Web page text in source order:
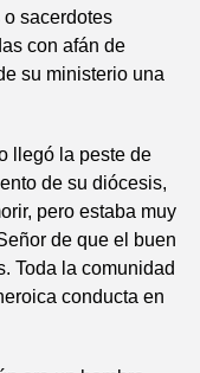
sacerdotes
con afán de
su ministerio una
llegó la peste de
de su diócesis,
pero estaba muy
de que el buen
Toda la comunidad
conducta en